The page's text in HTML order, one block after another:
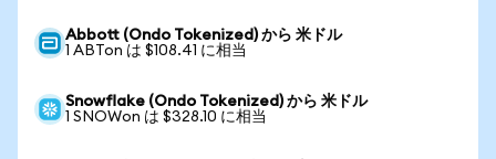
Abbott (Ondo Tokenized) から 米ドル
1 ABTon は $108.41 に相当
Snowflake (Ondo Tokenized) から 米ドル
1 SNOWon は $328.10 に相当